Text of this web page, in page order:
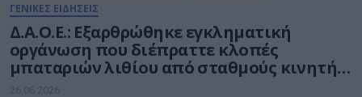
ΓΕΝΙΚΕΣ ΕΙΔΗΣΕΙΣ
Δ.Α.Ο.Ε.: Εξαρθρώθηκε εγκληματική
οργάνωση που διέπραττε κλοπές
μπαταριών λιθίου από σταθμούς κινητής
τηλεφωνίας
26.06.2026